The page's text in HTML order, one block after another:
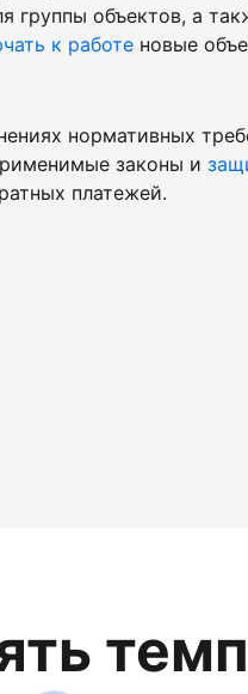
группы объектов, а
к работе новые
нормативных
законы и
платежей.
темп